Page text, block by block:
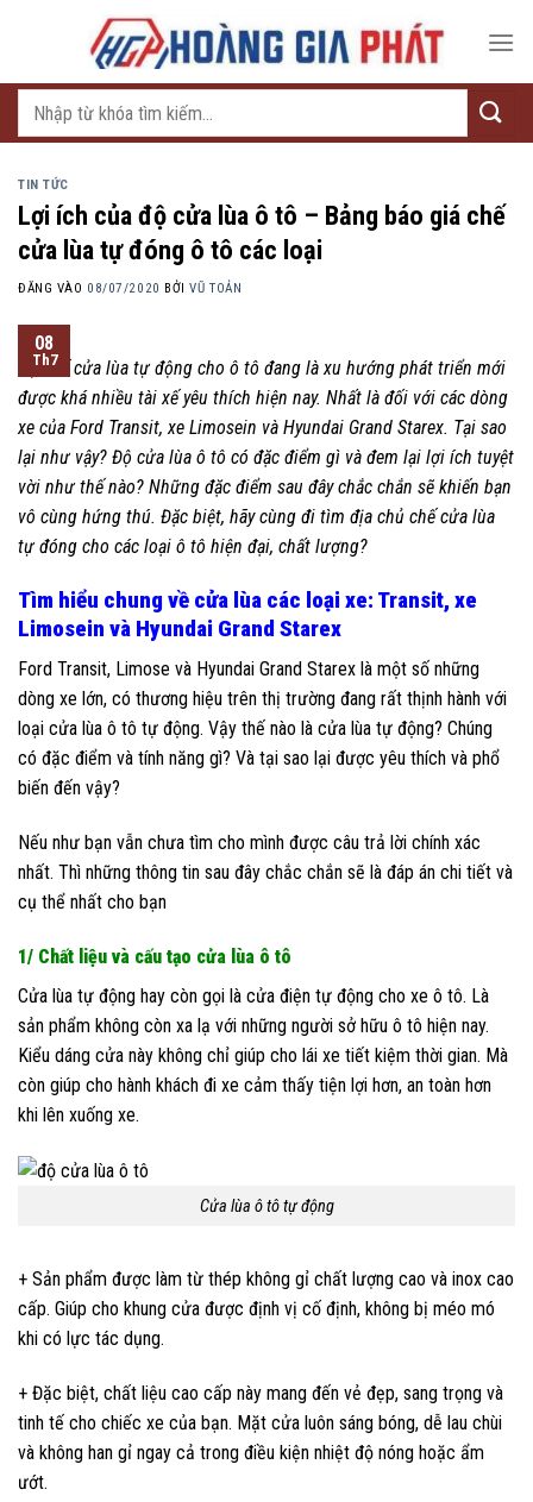
Tìm
TIN TỨC
Lợi ích của độ cửa lùa ô tô – Bảng báo giá chế
cửa lùa tự đóng ô tô các loại
ĐĂNG VÀO 08/07/2020 BỞIVŨ TOẢN
08
Th7
Độ chế cửa lùa tự động cho ô tô đang là xu hướng phát triển mới
được khá nhiều tài xế yêu thích hiện nay. Nhất là đối với các dòng
xe của Ford Transit, xe Limosein và Hyundai Grand Starex. Tại sao
lại như vậy? Độ cửa lùa ô tô có đặc điểm gì và đem lại lợi ích tuyệt
vời như thế nào? Những đặc điểm sau đây chắc chắn sẽ khiến bạn
vô cùng hứng thú. Đặc biệt, hãy cùng đi tìm địa chủ chế cửa lùa
tự đóng cho các loại ô tô hiện đại, chất lượng?
Tìm hiểu chung về cửa lùa các loại xe: Transit, xe
Limosein và Hyundai Grand Starex
Ford Transit, Limose và Hyundai Grand Starex là một số những
dòng xe lớn, có thương hiệu trên thị trường đang rất thịnh hành với
loại cửa lùa ô tô tự động. Vậy thế nào là cửa lùa tự động? Chúng
có đặc điểm và tính năng gì? Và tại sao lại được yêu thích và phổ
biến đến vậy?
Nếu như bạn vẫn chưa tìm cho mình được câu trả lời chính xác
nhất. Thì những thông tin sau đây chắc chắn sẽ là đáp án chi tiết và
cụ thể nhất cho bạn
1/ Chất liệu và cấu tạo cửa lùa ô tô
Cửa lùa tự động hay còn gọi là cửa điện tự động cho xe ô tô. Là
sản phẩm không còn xa lạ với những người sở hữu ô tô hiện nay.
Kiểu dáng cửa này không chỉ giúp cho lái xe tiết kiệm thời gian. Mà
còn giúp cho hành khách đi xe cảm thấy tiện lợi hơn, an toàn hơn
khi lên xuống xe.
Cửa lùa ô tô tự động
+ Sản phẩm được làm từ thép không gỉ chất lượng cao và inox cao
cấp. Giúp cho khung cửa được định vị cố định, không bị méo mó
khi có lực tác dụng.
+ Đặc biệt, chất liệu cao cấp này mang đến vẻ đẹp, sang trọng và
tinh tế cho chiếc xe của bạn. Mặt cửa luôn sáng bóng, dễ lau chùi
và không han gỉ ngay cả trong điều kiện nhiệt độ nóng hoặc ẩm
ướt.